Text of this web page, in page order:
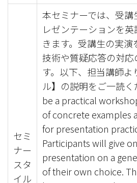
セミ
ナー
スタ
イル
本セミナーでは、受
レゼンテーションを
きます。受講生の実
技術や質疑応答の対応
す。以下、担当講師よ
ル】の説明をご一読
be a practical
of concrete examples
for presentation
Participants will give
presentation on a
of their own choice.